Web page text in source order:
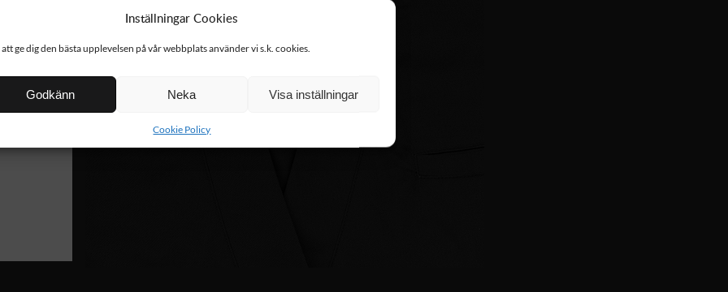
Inställningar Cookies
ge dig den bästa upplevelsen på vår webbplats använder vi s.k. cookies.
Godkänn Neka Visa inställningar
Cookie Policy